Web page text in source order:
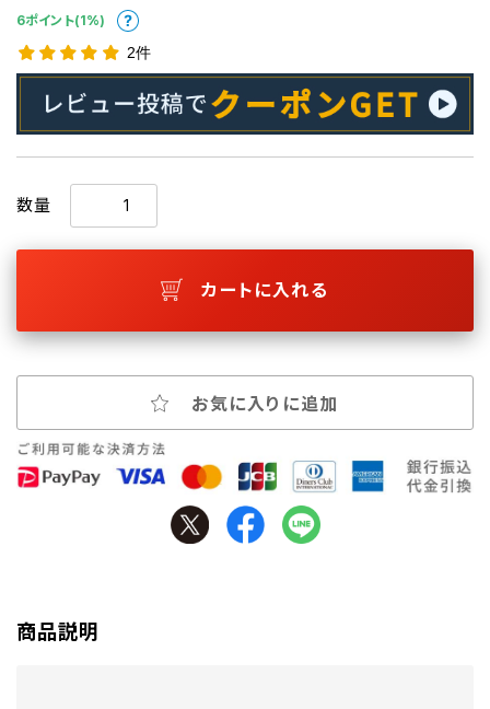
6ポイント(1%)
2件
数量
カートに入れる
お気に入りに追加
商品説明